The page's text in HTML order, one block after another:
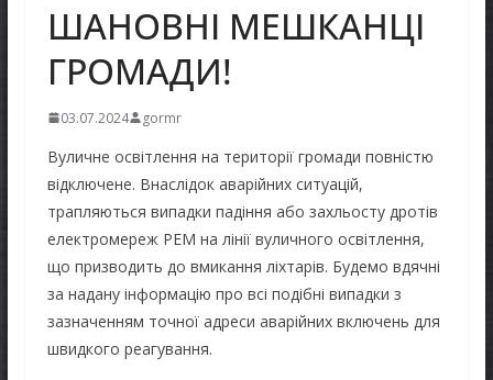
ШАНОВНІ МЕШКАНЦІ
ГРОМАДИ!
03.07.2024 gormr
Вуличне освітлення на території громади повністю
відключене. Внаслідок аварійних ситуацій,
трапляються випадки падіння або захльосту дротів
електромереж РЕМ на лінії вуличного освітлення,
що призводить до вмикання ліхтарів. Будемо вдячні
за надану інформацію про всі подібні випадки з
зазначенням точної адреси аварійних включень для
швидкого реагування.